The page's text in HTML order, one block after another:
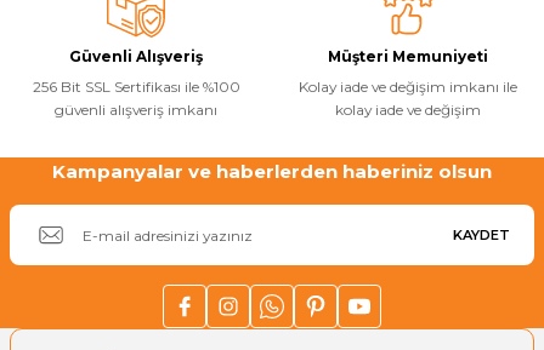
Bu ürüne benzer farklı alternatifler olmalı.
Gönder
Güvenli Alışveriş
256 Bit SSL Sertifikası ile %100
güvenli alışveriş imkanı
Müşteri Memuniyeti
Kolay iade ve değişim imkanı ile
kolay iade ve değişim
Kampanyalar ve haberlerden haberiniz olsun
KAYDET